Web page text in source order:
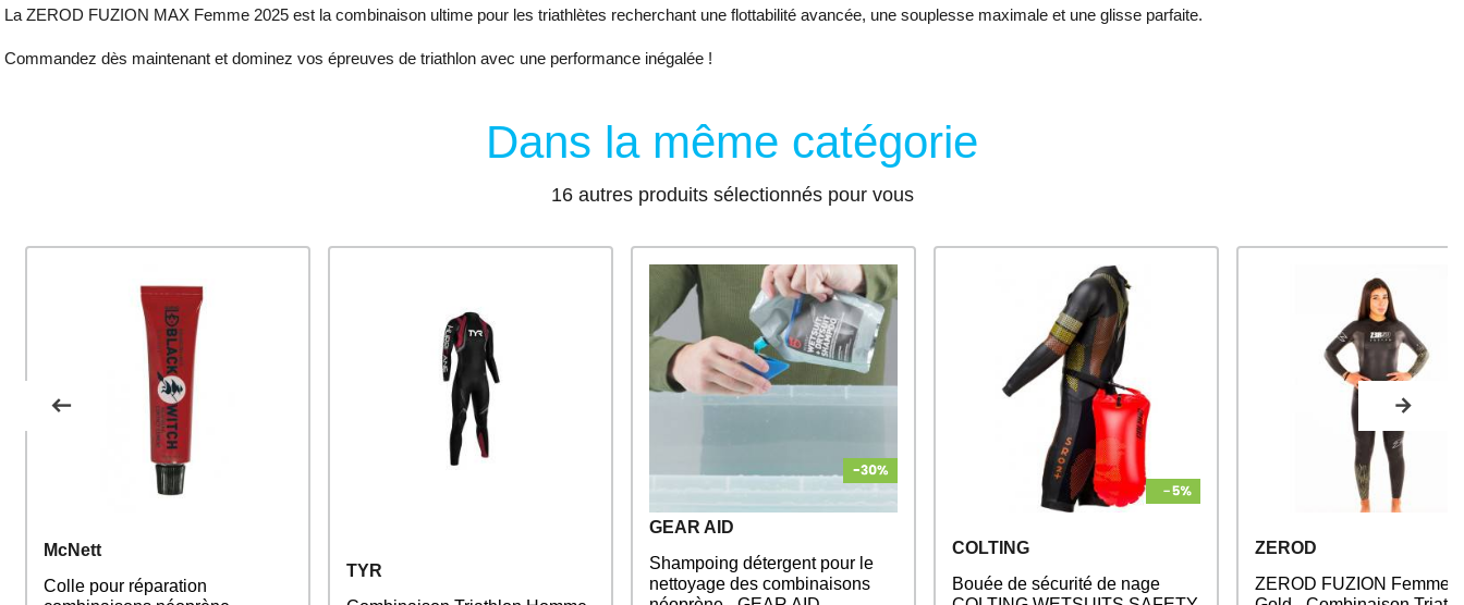
La ZEROD FUZION MAX Femme 2025 est la combinaison ultime pour les triathlètes recherchant une flottabilité avancée, une souplesse maximale et une glisse parfaite.
Commandez dès maintenant et dominez vos épreuves de triathlon avec une performance inégalée !
Dans la même catégorie
16 autres produits sélectionnés pour vous
McNett
Colle pour réparation
TYR
GEAR AID
Shampoing détergent pour le
nettoyage des combinaisons
COLTING
Bouée de sécurité de nage
ZEROD
ZEROD FUZION Femme